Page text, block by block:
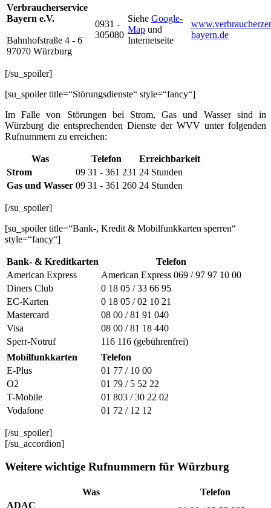
Verbraucherservice
Bayern e.V.
Bahnhofstraße 4 - 6
97070 Würzburg
0931 -
305080
Siehe Google-
Map und
Internetseite
bayern.de
[/su_spoiler]
[su_spoiler title=“Störungsdienste“ style=“fancy“]
Im Falle von Störungen bei Strom, Gas und Wasser sind in
Würzburg die entsprechenden Dienste der WVV unter folgenden
Rufnummern zu erreichen:
Was Telefon
Erreichbarkeit
Strom
09 31 - 361 231 24 Stunden
Gas und Wasser 09 31 - 361 260 24 Stunden
[/su_spoiler]
[su_spoiler title=“Bank-, Kredit & Mobilfunkkarten sperren“
style=“fancy“]
Bank- & Kreditkarten
Telefon
American Express
American Express 069 / 97 97 10 00
Diners Club
0 18 05 / 33 66 95
EC-Karten
0 18 05 / 02 10 21
Mastercard
08 00 / 81 91 040
Visa
08 00 / 81 18 440
Sperr-Notruf
116 116 (gebührenfrei)
Mobilfunkkarten
Telefon
E-Plus
01 77 / 10 00
O2
01 79 / 5 52 22
T-Mobile
01 803 / 30 22 02
Vodafone
01 72 / 12 12
[/su_spoiler]
[/su_accordion]
Weitere wichtige Rufnummern für Würzburg
Was
Telefon
ADAC